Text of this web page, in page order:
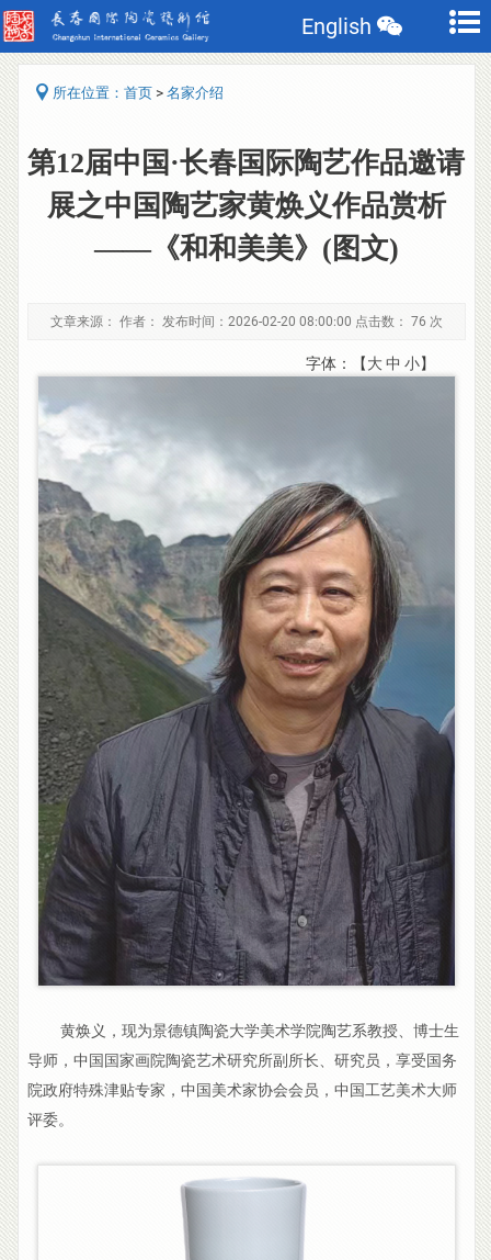
English
所在位置： 首页 > 名家介绍
第12届中国·长春国际陶艺作品邀请
展之中国陶艺家黄焕义作品赏析
——《和和美美》(图文)
文章来源： 作者： 发布时间：2026-02-20 08:00:00 点击数： 76 次
字体：【大 中 小】
黄焕义，现为景德镇陶瓷大学美术学院陶艺系教授、博士生
导师，中国国家画院陶瓷艺术研究所副所长、研究员，享受国务
院政府特殊津贴专家，中国美术家协会会员，中国工艺美术大师
评委。